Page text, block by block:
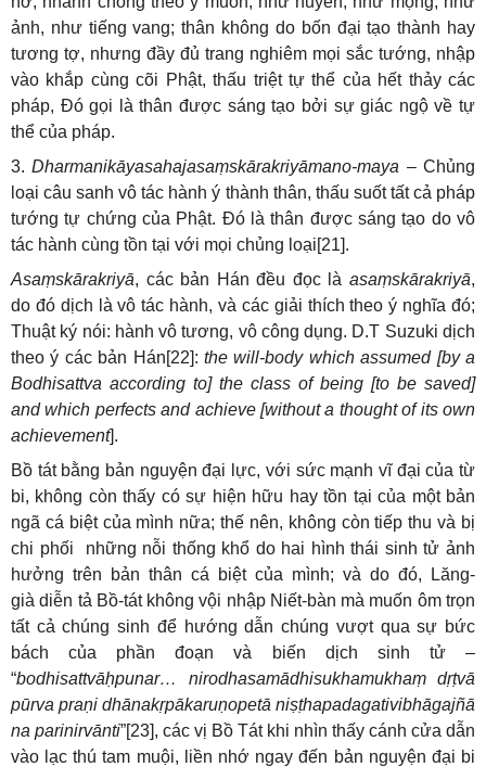
ảnh, như tiếng vang; thân không do bốn đại tạo thành hay
tương tợ, nhưng đầy đủ trang nghiêm mọi sắc tướng, nhập
vào khắp cùng cõi Phật, thấu triệt tự thể của hết thảy các
pháp, Đó gọi là thân được sáng tạo bởi sự giác ngộ về tự
thể của pháp.
3.Dharmanikāyasahajasaṃskārakriyāmano-maya – Chủng
loại câu sanh vô tác hành ý thành thân, thấu suốt tất cả pháp
tướng tự chứng của Phật. Đó là thân được sáng tạo do vô
tác hành cùng tồn tại với mọi chủng loại[21].
Asaṃskārakriyā, các bản Hán đều đọc là asaṃskārakriyā,
do đó dịch là vô tác hành, và các giải thích theo ý nghĩa đó;
Thuật ký nói: hành vô tương, vô công dụng. D.T Suzuki dịch
theo ý các bản Hán[22]: the will-body which assumed [by a
Bodhisattva according to] the class of being [to be saved]
and which perfects and achieve [without a thought of its own
achievement].
Bồ tát bằng bản nguyện đại lực, với sức mạnh vĩ đại của từ
bi, không còn thấy có sự hiện hữu hay tồn tại của một bản
ngã cá biệt của mình nữa; thế nên, không còn tiếp thu và bị
chi phối những nỗi thống khổ do hai hình thái sinh tử ảnh
hưởng trên bản thân cá biệt của mình; và do đó, Lăng-
già diễn tả Bồ-tát không vội nhập Niết-bàn mà muốn ôm trọn
tất cả chúng sinh để hướng dẫn chúng vượt qua sự bức
bách của phần đoạn và biến dịch sinh tử –
“bodhisattvāḥpunar… nirodhasamādhisukhamukhaṃ dṛṭvā
pūrva praṇi dhānakṛpākaruṇopetā niṣṭhapadagativibhāgajñā
na parinirvānti”[23], các vị Bồ Tát khi nhìn thấy cánh cửa dẫn
vào lạc thú tam muội, liền nhớ ngay đến bản nguyện đại bi